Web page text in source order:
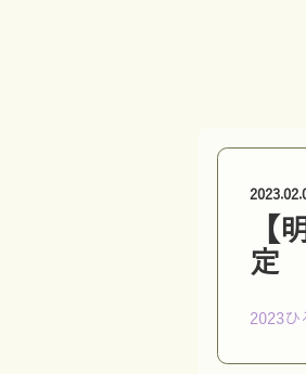
【
定
2023ひ